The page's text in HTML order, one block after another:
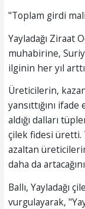
"Toplam girdi
Yayladağı Ziraat
muhabirine,
ilginin her yıl
Üreticilerin,
yansıttığını
aldığı dalları
çilek fidesi üretti.
azaltan
daha da
Ballı, Yayladağı
vurgulayarak,